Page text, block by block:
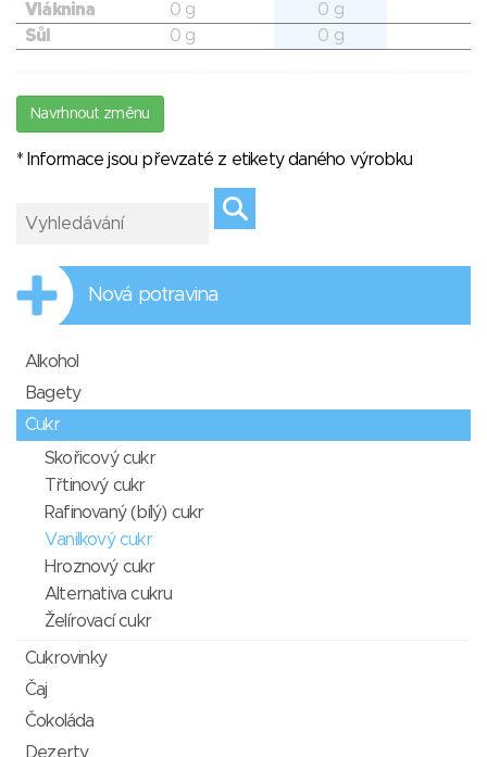
Vláknina
0 g
0 g
Sůl
0 g 0 g
Navrhnout změnu
* Informace jsou převzaté z etikety daného výrobku
Nová potravina
Alkohol
Bagety
Cukr
Skořicový cukr
Třtinový cukr
Rafinovaný (bílý) cukr
Vanilkový cukr
Hroznový cukr
Alternativa cukru
Želírovací cukr
Cukrovinky
Čaj
Čokoláda
Dezerty